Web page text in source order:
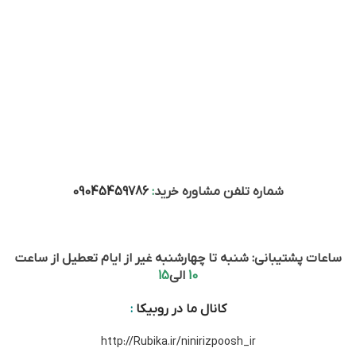
شماره تلفن مشاوره خرید:
09045459786
ساعات پشتیبانی: شنبه تا چهارشنبه غیر از ایام تعطیل از ساعت
10 الی15
کانال ما در روبیکا:
http://Rubika.ir/ninirizpoosh_ir